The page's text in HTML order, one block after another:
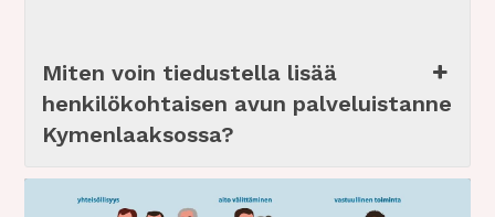
Miten voin tiedustella lisää
henkilökohtaisen avun palveluistanne
Kymenlaaksossa?